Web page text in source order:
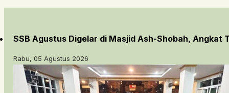
SSB Agustus Digelar di Masjid Ash-Shobah, Angkat
Rabu, 05 Agustus 2026